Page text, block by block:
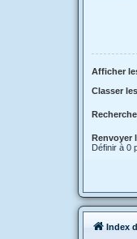
Afficher
Classer
Renvoyer
Définir à 0
Index